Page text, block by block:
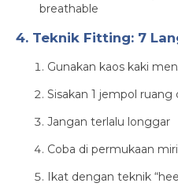
breathable
4. Teknik Fitting: 7
Gunakan kaos kaki
Sisakan 1 jempol ruang
Jangan terlalu longgar
Coba di permukaan
Ikat dengan teknik